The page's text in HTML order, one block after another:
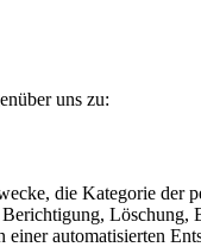
uns zu:
die Kategorie der
Löschung,
automatisierten